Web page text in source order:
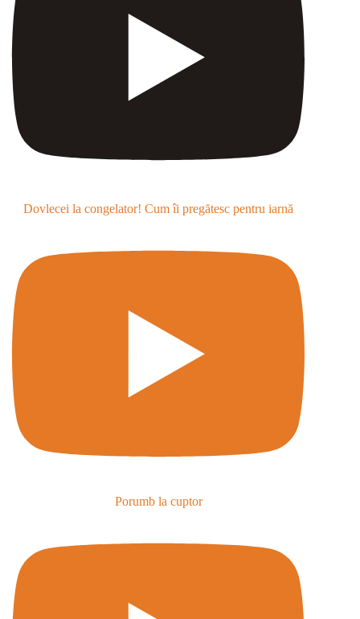
Dovlecei la congelator! Cum îi pregătesc pentru iarnă
Porumb la cuptor